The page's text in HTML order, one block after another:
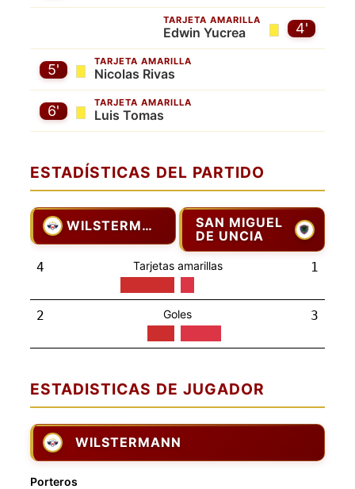
4'
TARJETA AMARILLA
Edwin Yucrea
TARJETA AMARILLA
Nicolas Rivas
5'
TARJETA AMARILLA
Luis Tomas
6'
ESTADÍSTICAS DEL PARTIDO
WILSTERMANN
SAN MIGUEL
DE UNCIA
4 Tarjetas amarillas 1
2 Goles 3
ESTADISTICAS DE JUGADOR
WILSTERMANN
Porteros